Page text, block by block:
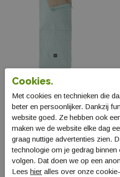
Nomad Blazer Slaapzak
SCBLESJ0M
€ 99,99
Cookies.
Met cookies en technieken die
beter en persoonlijker. Dankzij
website goed. Ze hebben ook
maken we de website elke dag
graag nuttige advertenties zien.
technologie om je gedrag
volgen. Dat doen we op een
Lees hier alles over onze